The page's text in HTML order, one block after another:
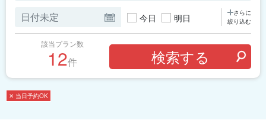
今日 明日
さらに
絞り込む
該当プラン数
12件
✕ 当日予約OK